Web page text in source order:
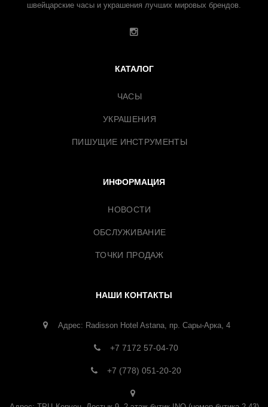
швейцарские часы и украшения лучших мировых брендов.
КАТАЛОГ
ЧАСЫ
УКРАШЕНИЯ
ПИШУЩИЕ ИНСТРУМЕНТЫ
ИНФОРМАЦИЯ
НОВОСТИ
ОБСЛУЖИВАНИЕ
ТОЧКИ ПРОДАЖ
НАШИ КОНТАКТЫ
Адрес: Radisson Hotel Astana, пр. Сары-Арка, 4
+7 7172 57-04-70
+7 (778) 051-20-20